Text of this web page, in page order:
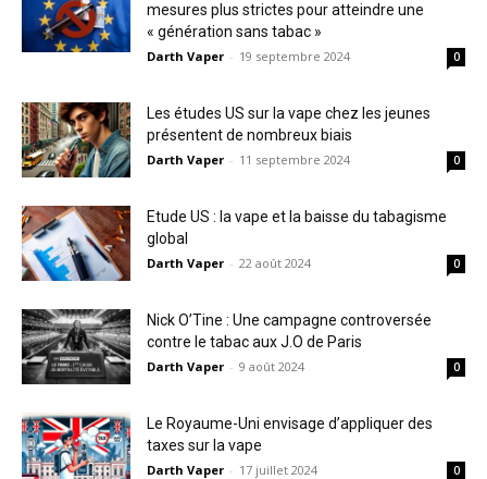
mesures plus strictes pour atteindre une
« génération sans tabac »
Darth Vaper - 19 septembre 2024 0
Les études US sur la vape chez les jeunes
présentent de nombreux biais
Darth Vaper - 11 septembre 2024 0
Etude US : la vape et la baisse du tabagisme
global
Darth Vaper - 22 août 2024 0
Nick O’Tine : Une campagne controversée
contre le tabac aux J.O de Paris
Darth Vaper - 9 août 2024 0
Le Royaume-Uni envisage d’appliquer des
taxes sur la vape
Darth Vaper - 17 juillet 2024 0